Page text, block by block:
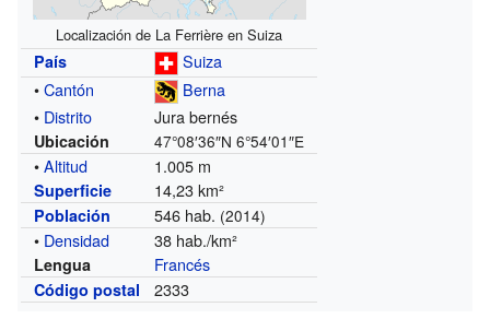
Localización de La Ferrière en Suiza
País
Suiza
•Cantón
Berna
• Distrito Jura bernés
Ubicación 47°08′36″N 6°54′01″E
•Altitud 1.005 m
Superficie 14,23 km²
Población 546 hab. (2014)
• Densidad 38 hab./km²
Lengua Francés
Código postal 2333